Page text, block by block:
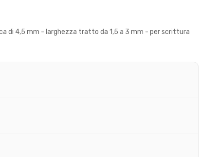
di 4,5 mm - larghezza tratto da 1,5 a 3 mm - per scrittura